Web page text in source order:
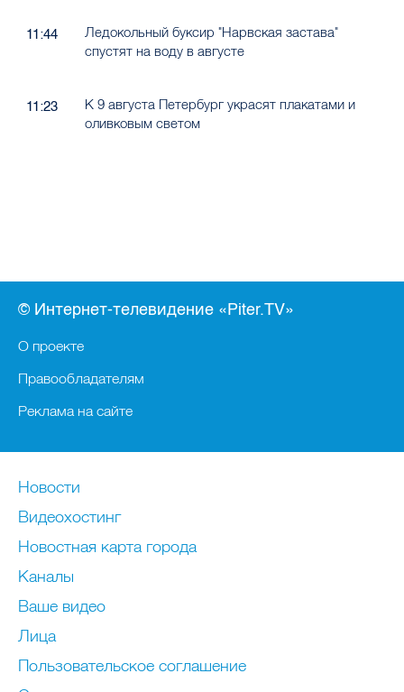
11:44
Ледокольный буксир "Нарвская застава"
спустят на воду в августе
11:23
К 9 августа Петербург украсят плакатами и
оливковым светом
© Интернет-телевидение «Piter.TV»
О проекте
Правообладателям
Реклама на сайте
Новости
Видеохостинг
Новостная карта города
Каналы
Ваше видео
Лица
Пользовательское соглашение